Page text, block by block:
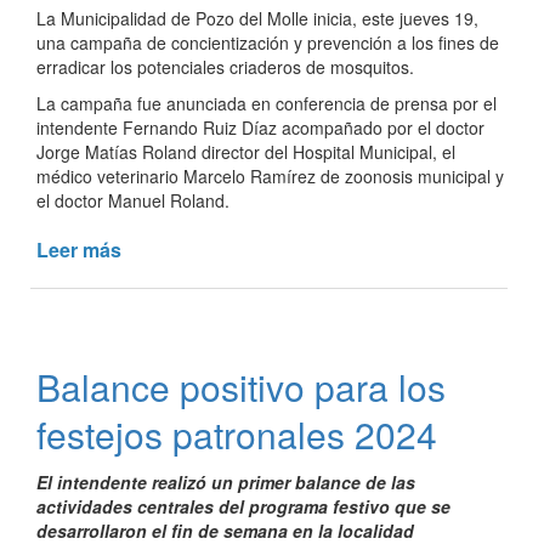
La Municipalidad de Pozo del Molle inicia, este jueves 19,
una campaña de concientización y prevención a los fines de
erradicar los potenciales criaderos de mosquitos.
La campaña fue anunciada en conferencia de prensa por el
intendente Fernando Ruiz Díaz acompañado por el doctor
Jorge Matías Roland director del Hospital Municipal, el
médico veterinario Marcelo Ramírez de zoonosis municipal y
el doctor Manuel Roland.
Leer más
concientización
contra
el
dengue
Balance positivo para los
festejos patronales 2024
El intendente realizó un primer balance de las
actividades centrales del programa festivo que se
desarrollaron el fin de semana en la localidad